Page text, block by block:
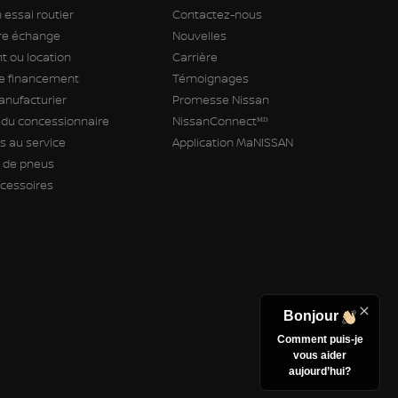
essai routier
échange
ou location
financement
concessionnaire
au service
pneus
Contactez-nous
Nouvelles
Carrière
Témoignages
Promesse Nissan
NissanConnectᴹᴰ
Application MaNISSAN
Bonjour
Comment puis-je
vous aider
aujourd’hui?